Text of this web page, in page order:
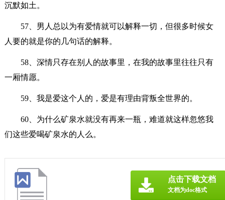
沉默如土。
57、男人总以为有爱情就可以解释一切，但很多时候女
人要的就是你的几句话的解释。
58、深情只存在别人的故事里，在我的故事里往往只有
一厢情愿。
59、我是爱这个人的，爱是有理由背叛全世界的。
60、为什么矿泉水就没有再来一瓶，难道就这样忽悠我
们这些爱喝矿泉水的人么。
点击下载文档
文档为doc格式